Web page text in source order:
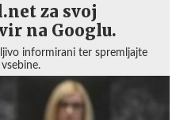
za svoj
na Googlu.
informirani ter spremljajte